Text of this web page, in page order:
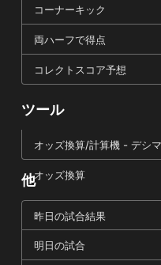
コーナーキック
両ハーフで得点
コレクトスコア予想
ツール
オッズ換算/計算機 - デシ
オッズ換算
他
昨日の試合結果
明日の試合